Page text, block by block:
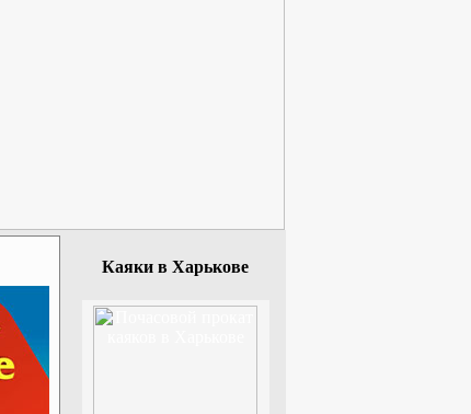
Каяки в Харькове